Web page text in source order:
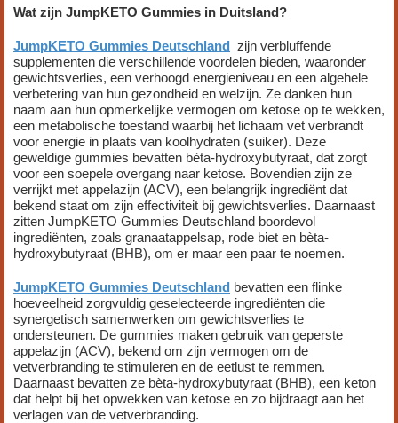
Wat zijn JumpKETO Gummies in Duitsland?
JumpKETO Gummies Deutschland zijn verbluffende
supplementen die verschillende voordelen bieden, waaronder
gewichtsverlies, een verhoogd energieniveau en een algehele
verbetering van hun gezondheid en welzijn. Ze danken hun
naam aan hun opmerkelijke vermogen om ketose op te wekken,
een metabolische toestand waarbij het lichaam vet verbrandt
voor energie in plaats van koolhydraten (suiker). Deze
geweldige gummies bevatten bèta-hydroxybutyraat, dat zorgt
voor een soepele overgang naar ketose. Bovendien zijn ze
verrijkt met appelazijn (ACV), een belangrijk ingrediënt dat
bekend staat om zijn effectiviteit bij gewichtsverlies. Daarnaast
zitten JumpKETO Gummies Deutschland boordevol
ingrediënten, zoals granaatappelsap, rode biet en bèta-
hydroxybutyraat (BHB), om er maar een paar te noemen.
JumpKETO Gummies Deutschland bevatten een flinke
hoeveelheid zorgvuldig geselecteerde ingrediënten die
synergetisch samenwerken om gewichtsverlies te
ondersteunen. De gummies maken gebruik van geperste
appelazijn (ACV), bekend om zijn vermogen om de
vetverbranding te stimuleren en de eetlust te remmen.
Daarnaast bevatten ze bèta-hydroxybutyraat (BHB), een keton
dat helpt bij het opwekken van ketose en zo bijdraagt aan het
verlagen van de vetverbranding.